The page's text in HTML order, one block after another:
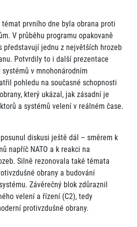
prvního dne byla obrana proti
V průběhu programu opakovaně
představují jednu z největších hrozeb
Potvrdily to i další prezentace
v mnohonárodním
pohledu na současné schopnosti
který ukázal, jak zásadní je
a systémů velení v reálném čase.
diskusi ještě dál – směrem k
napříč NATO a k reakci na
Silně rezonovala také témata
obrany a budování
Závěrečný blok zdůraznil
velení a řízení (C2), tedy
protivzdušné obrany.